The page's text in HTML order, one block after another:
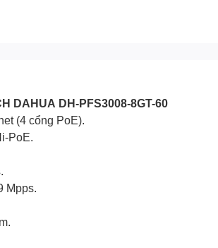
DAHUA DH-PFS3008-8GT-60
(4 cổng PoE).
PoE.
Mpps.